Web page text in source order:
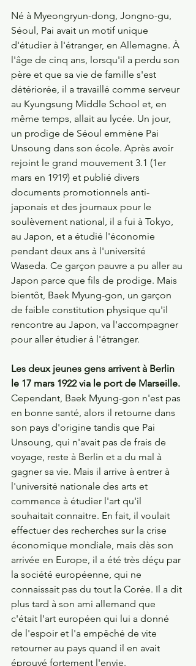
Né à Myeongryun-dong, Jongno-gu,
Séoul, Pai avait un motif unique
d'étudier à l'étranger, en Allemagne. À
l'âge de cinq ans, lorsqu'il a perdu son
père et que sa vie de famille s'est
détériorée, il a travaillé comme serveur
au Kyungsung Middle School et, en
même temps, allait au lycée. Un jour,
un prodige de Séoul emmène Pai
Unsoung dans son école. Après avoir
rejoint le grand mouvement 3.1 (1er
mars en 1919) et publié divers
documents promotionnels anti-
japonais et des journaux pour le
soulèvement national, il a fui à Tokyo,
au Japon, et a étudié l'économie
pendant deux ans à l'université
Waseda. Ce garçon pauvre a pu aller au
Japon parce que fils de prodige. Mais
bientôt, Baek Myung-gon, un garçon
de faible constitution physique qu'il
rencontre au Japon, va l'accompagner
pour aller étudier à l'étranger.
Les deux jeunes gens arrivent à Berlin
le 17 mars 1922 via le port de Marseille.
Cependant, Baek Myung-gon n'est pas
en bonne santé, alors il retourne dans
son pays d'origine tandis que Pai
Unsoung, qui n'avait pas de frais de
voyage, reste à Berlin et a du mal à
gagner sa vie. Mais il arrive à entrer à
l'université nationale des arts et
commence à étudier l'art qu'il
souhaitait connaitre. En fait, il voulait
effectuer des recherches sur la crise
économique mondiale, mais dès son
arrivée en Europe, il a été très déçu par
la société européenne, qui ne
connaissait pas du tout la Corée. Il a dit
plus tard à son ami allemand que
c'était l'art européen qui lui a donné
de l'espoir et l'a empêché de vite
retourner au pays quand il en avait
éprouvé fortement l'envie.